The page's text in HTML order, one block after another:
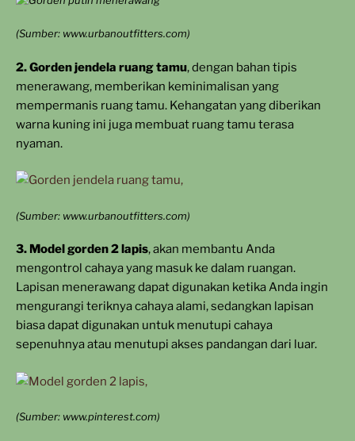
(Sumber: www.urbanoutfitters.com)
2. Gorden jendela ruang tamu, dengan bahan tipis
menerawang, memberikan keminimalisan yang
mempermanis ruang tamu. Kehangatan yang diberikan
warna kuning ini juga membuat ruang tamu terasa
nyaman.
(Sumber: www.urbanoutfitters.com)
3. Model gorden 2 lapis, akan membantu Anda
mengontrol cahaya yang masuk ke dalam ruangan.
Lapisan menerawang dapat digunakan ketika Anda ingin
mengurangi teriknya cahaya alami, sedangkan lapisan
biasa dapat digunakan untuk menutupi cahaya
sepenuhnya atau menutupi akses pandangan dari luar.
(Sumber: www.pinterest.com)